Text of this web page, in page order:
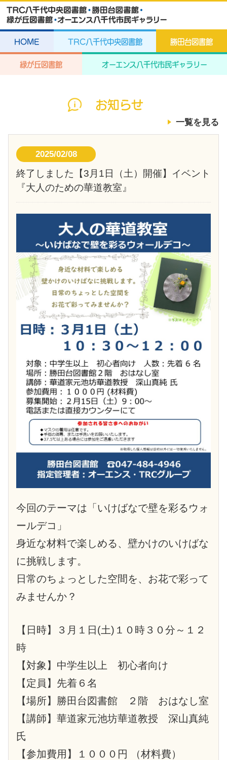
HOME TRC八千代中央図書館 勝田台図書館
緑が丘図書館 オーエンス八千代市民ギャラリー
お知らせ
一覧を見る
2025/02/08
終了しました【3月1日（土）開催】イベント
『大人のための華道教室』
今回のテーマは「いけばなで壁を彩るウォ
ールデコ」
身近な材料で楽しめる、壁かけのいけばな
に挑戦します。
日常のちょっとした空間を、お花で彩って
みませんか？
【日時】３月１日(土)１０時３０分～１２
時
【対象】中学生以上 初心者向け
【定員】先着６名
【場所】勝田台図書館 ２階 おはなし室
【講師】華道家元池坊華道教授 深山真純
氏
【参加費用】１０００円 （材料費）